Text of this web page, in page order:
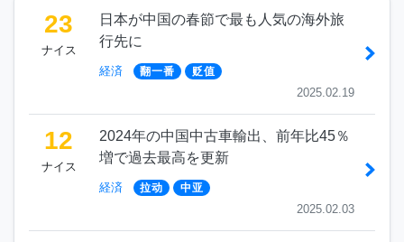
23
ナイス
日本が中国の春節で最も人気の海外旅
行先に
経済 翻一番 贬值
2025.02.19
12
ナイス
2024年の中国中古車輸出、前年比45％
増で過去最高を更新
経済 拉动 中亚
2025.02.03